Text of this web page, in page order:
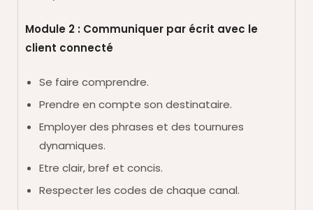
Module 2 : Communiquer par écrit avec le
client connecté
Se faire comprendre.
Prendre en compte son destinataire.
Employer des phrases et des tournures
dynamiques.
Etre clair, bref et concis.
Respecter les codes de chaque canal.